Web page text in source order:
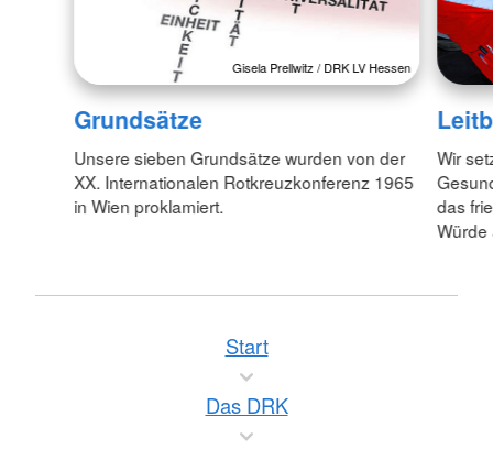
Gisela Prellwitz / DRK LV Hessen
Grundsätze
Unsere sieben Grundsätze wurden von der
XX. Internationalen Rotkreuzkonferenz 1965
in Wien proklamiert.
Wir
das
Würde
Start
Das DRK